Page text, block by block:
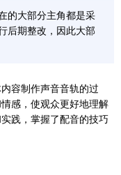
的大部分主角都是采
后期整改，因此大部
容制作声音音轨的过
感，使观众更好地理解
践，掌握了配音的技巧